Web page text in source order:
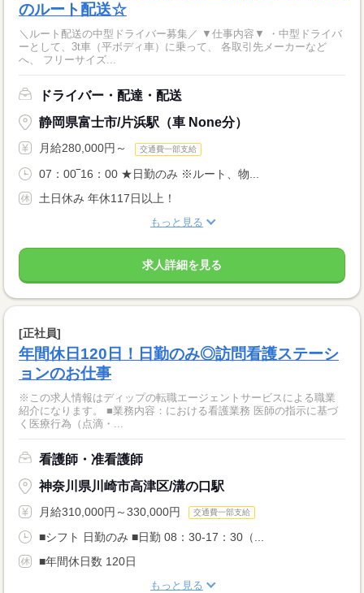
のルート配送☆
＼ルート配送の中型ドライバー募集／ ▼仕事内容▼ ・中型ドライバ
ーとして、3t車（平ボディ車）に乗って、 各取引先メーカーなど
へ、 フリーサイズ...
ドライバー・配達・配送
静岡県富士市/片浜駅（車 None分）
月給280,000円～ 交通費一部支給
07：00‾16：00 ★日勤のみ ※ルート、物...
土日休み 年休117日以上！
もっと見る
求人詳細を見る
[正社員]
年間休日120日！日勤のみ◎訪問看護ステーシ
ョンのお仕事
※この求人情報はディップの転職エージェントサービスによる職業
紹介になります。 ■業務内容：における看護業務 医師の指示に基づ
く医療行為（点滴・...
看護師・准看護師
神奈川県川崎市高津区/溝の口駅
月給310,000円～330,000円 交通費一部支給
■シフト 日勤のみ ■日勤 08：30-17：30（...
■年間休日数 120日
もっと見る